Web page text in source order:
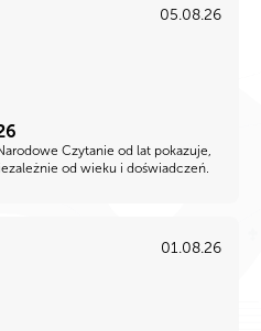
05.08.26
Czytanie od lat pokazuje,
od wieku i doświadczeń.
01.08.26